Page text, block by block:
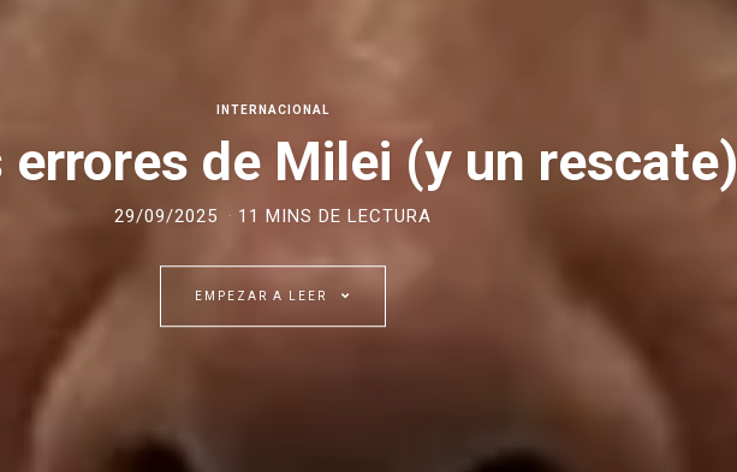
INTERNACIONAL
de Milei (y un rescate)
29/09/2025 11 MINS DE LECTURA
EMPEZAR A LEER